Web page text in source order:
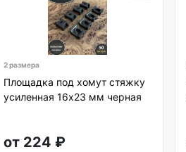
2 размера
Площадка под хомут стяжку
усиленная 16х23 мм черная
от 224 ₽